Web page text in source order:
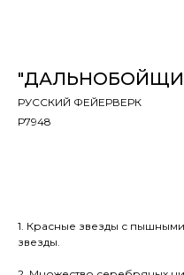
РУССКИЙ ФЕЙЕРВЕРК
Р7948
1. Красные звезды с
звезды.